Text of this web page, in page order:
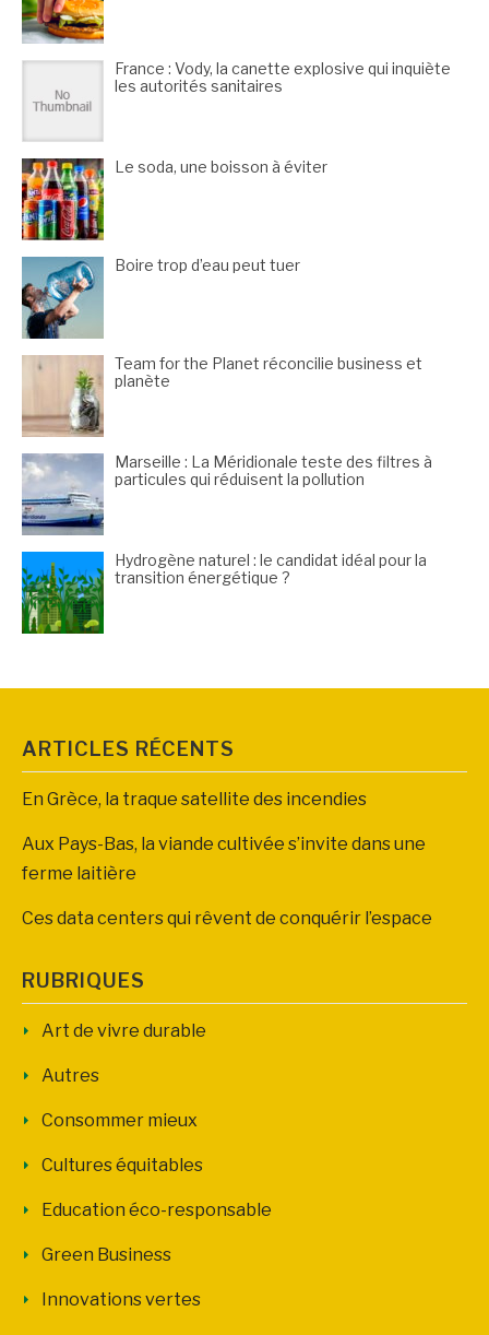
France : Vody, la canette explosive qui inquiète
les autorités sanitaires
Le soda, une boisson à éviter
Boire trop d’eau peut tuer
Team for the Planet réconcilie business et
planète
Marseille : La Méridionale teste des filtres à
particules qui réduisent la pollution
Hydrogène naturel : le candidat idéal pour la
transition énergétique ?
ARTICLES RÉCENTS
En Grèce, la traque satellite des incendies
Aux Pays-Bas, la viande cultivée s’invite dans une
ferme laitière
Ces data centers qui rêvent de conquérir l’espace
RUBRIQUES
Art de vivre durable
Autres
Consommer mieux
Cultures équitables
Education éco-responsable
Green Business
Innovations vertes